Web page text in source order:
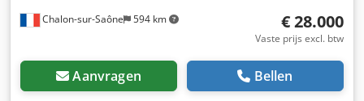
Chalon-sur-Saône 594 km € 28.000
Vaste prijs excl. btw
Aanvragen Bellen